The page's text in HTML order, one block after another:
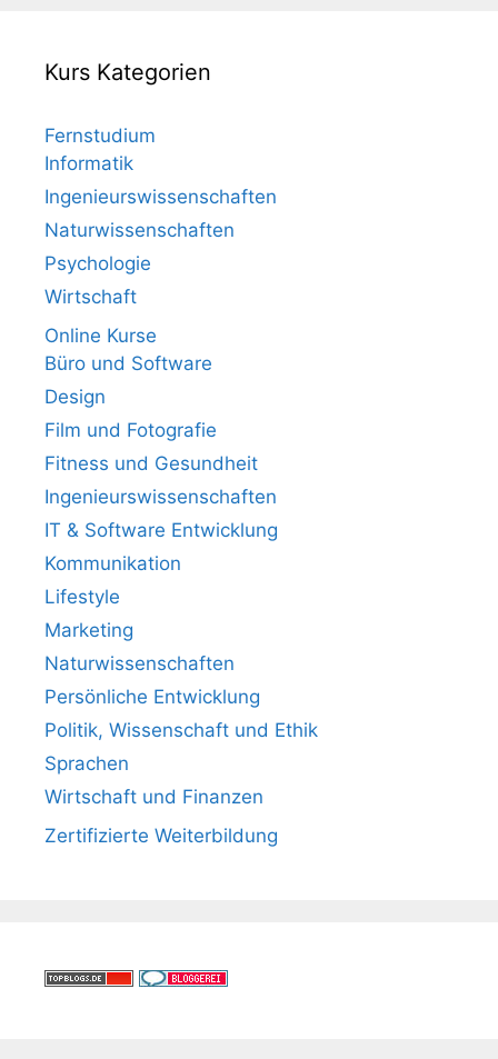
Kurs Kategorien
Fernstudium
Informatik
Ingenieurswissenschaften
Naturwissenschaften
Psychologie
Wirtschaft
Online Kurse
Büro und Software
Design
Film und Fotografie
Fitness und Gesundheit
Ingenieurswissenschaften
IT & Software Entwicklung
Kommunikation
Lifestyle
Marketing
Naturwissenschaften
Persönliche Entwicklung
Politik, Wissenschaft und Ethik
Sprachen
Wirtschaft und Finanzen
Zertifizierte Weiterbildung